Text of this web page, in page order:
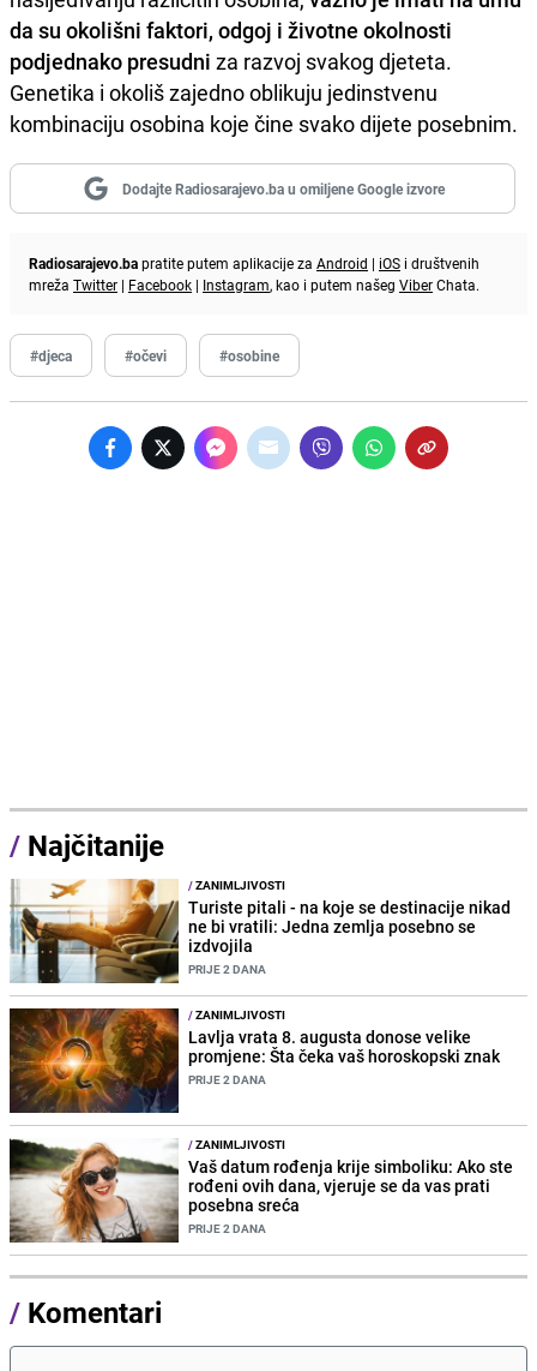
da su okolišni faktori, odgoj i životne okolnosti
podjednako presudni za razvoj svakog djeteta.
Genetika i okoliš zajedno oblikuju jedinstvenu
kombinaciju osobina koje čine svako dijete posebnim.
Dodajte Radiosarajevo.ba u omiljene Google izvore
Radiosarajevo.bapratite putem aplikacije za Android | iOS i društvenih
mreža Twitter | Facebook | Instagram, kao i putem našeg ViberChata.
#djeca #očevi #osobine
/ Najčitanije
/ZANIMLJIVOSTI
Turiste pitali - na koje se destinacije nikad
ne bi vratili: Jedna zemlja posebno se
izdvojila
PRIJE 2 DANA
/ZANIMLJIVOSTI
Lavlja vrata 8. augusta donose velike
promjene: Šta čeka vaš horoskopski znak
PRIJE 2 DANA
/ZANIMLJIVOSTI
Vaš datum rođenja krije simboliku: Ako ste
rođeni ovih dana, vjeruje se da vas prati
posebna sreća
PRIJE 2 DANA
/ Komentari